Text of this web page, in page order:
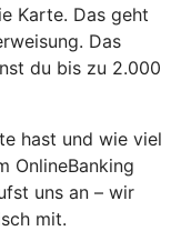
Karte. Das geht
Das
du bis zu 2.000
hast und wie viel
OnlineBanking
uns an – wir
mit.